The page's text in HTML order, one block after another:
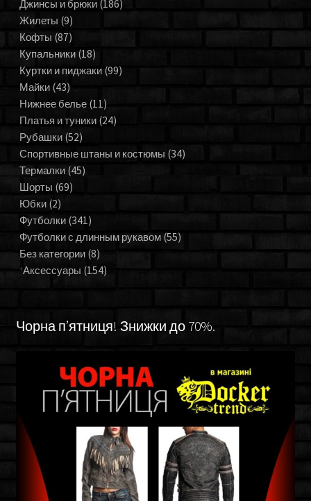
Джинсы и брюки (186)
Жилеты (9)
Кофты (87)
Купальники (18)
Куртки и пиджаки (99)
Майки (43)
Нижнее белье (11)
Платья и туники (24)
Рубашки (52)
Спортивные штаны и костюмы (34)
Термалки (45)
Шорты (69)
Юбки (2)
Футболки (341)
Футболки с длинным рукавом (55)
Без категории (8)
Аксессуары (154)
Чорна п’ятниця! Знижки до 70%.